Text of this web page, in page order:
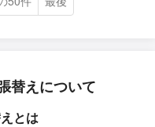
替えについて
とは